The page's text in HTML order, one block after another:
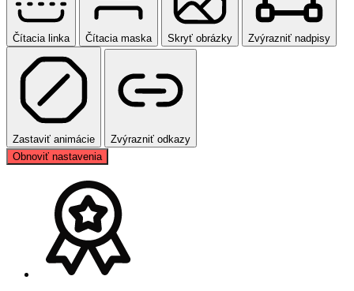
Čítacia linka Čítacia maska Skryť obrázky Zvýrazniť nadpisy
Zastaviť animácie
Zvýrazniť odkazy
Obnoviť nastavenia